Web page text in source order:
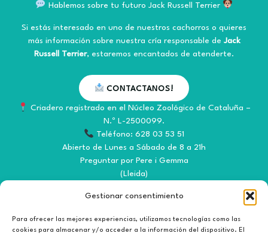
Gestionar consentimiento
Para ofrecer las mejores experiencias, utilizamos tecnologías como las
cookies para almacenar y/o acceder a la información del dispositivo. El
Hablemos sobre tu futuro Jack Russell Terrier
Si estás interesado en uno de nuestros cachorros o quieres
más información sobre nuestra cría responsable de Jack
Russell Terrier, estaremos encantados de atenderte.
CONTACTANOS!
Criadero registrado en el Núcleo Zoológico de Cataluña –
N.º L-2500099.
Teléfono: 628 03 53 51
Abierto de Lunes a Sábado de 8 a 21h
Preguntar por Pere i Gemma
(Lleida)